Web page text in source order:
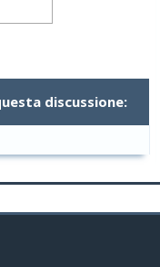
discussione: